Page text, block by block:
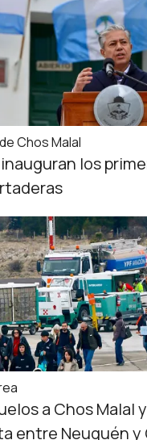
Chos Malal
los
a Chos Malal
entre Neuquén y